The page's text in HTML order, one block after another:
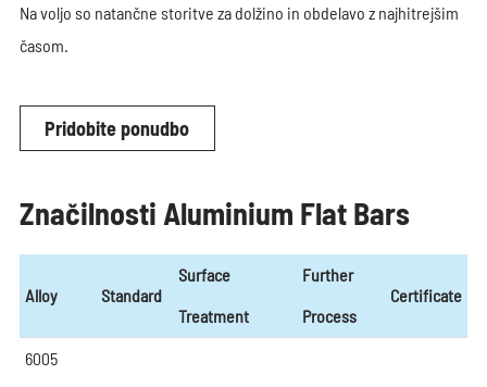
Na voljo so natančne storitve za dolžino in obdelavo z najhitrejšim
časom.
Pridobite ponudbo
Značilnosti Aluminium Flat Bars
Alloy Standard
Surface
Treatment
Further
Process
Certificate
6005